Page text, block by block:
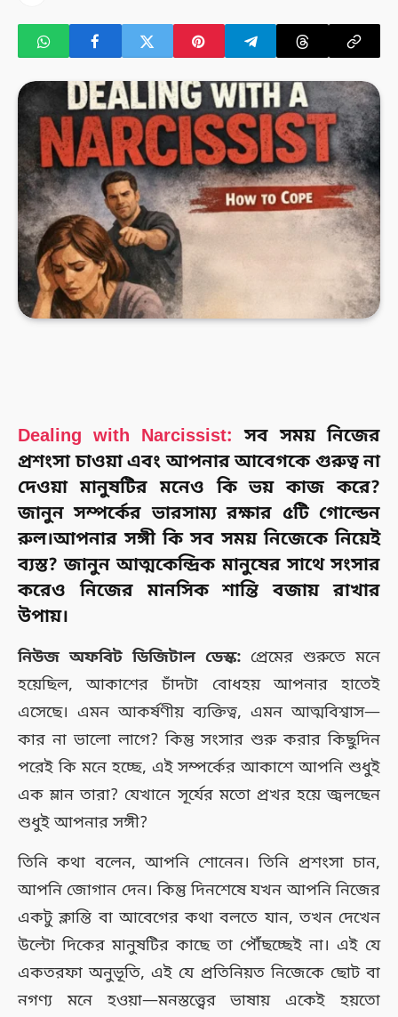
Dealing with Narcissist: সব সময় নিজের
প্রশংসা চাওয়া এবং আপনার আবেগকে গুরুত্ব না
দেওয়া মানুষটির মনেও কি ভয় কাজ করে?
জানুন সম্পর্কের ভারসাম্য রক্ষার ৫টি গোল্ডেন
রুল।আপনার সঙ্গী কি সব সময় নিজেকে নিয়েই
ব্যস্ত? জানুন আত্মকেন্দ্রিক মানুষের সাথে সংসার
করেও নিজের মানসিক শান্তি বজায় রাখার
উপায়।
নিউজ অফবিট ডিজিটাল ডেস্ক: প্রেমের শুরুতে মনে
হয়েছিল, আকাশের চাঁদটা বোধহয় আপনার হাতেই
এসেছে। এমন আকর্ষণীয় ব্যক্তিত্ব, এমন আত্মবিশ্বাস—
কার না ভালো লাগে? কিন্তু সংসার শুরু করার কিছুদিন
পরেই কি মনে হচ্ছে, এই সম্পর্কের আকাশে আপনি শুধুই
এক ম্লান তারা? যেখানে সূর্যের মতো প্রখর হয়ে জ্বলছেন
শুধুই আপনার সঙ্গী?
তিনি কথা বলেন, আপনি শোনেন। তিনি প্রশংসা চান,
আপনি জোগান দেন। কিন্তু দিনশেষে যখন আপনি নিজের
একটু ক্লান্তি বা আবেগের কথা বলতে যান, তখন দেখেন
উল্টো দিকের মানুষটির কাছে তা পৌঁছচ্ছেই না। এই যে
একতরফা অনুভূতি, এই যে প্রতিনিয়ত নিজেকে ছোট বা
নগণ্য মনে হওয়া—মনস্তত্ত্বের ভাষায় একেই হয়তো